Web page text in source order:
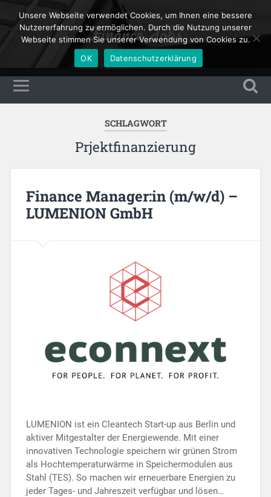
Finance Jobs
SCHLAGWORT
Prjektfinanzierung
Finance Manager:in (m/w/d) –
LUMENION GmbH
LUMENION ist ein Cleantech Start-up aus Berlin und
aktiver Mitgestalter der Energiewende. Mit einer
innovativen Technologie speichern wir grünen Strom
als Hochtemperaturwärme in Speichermodulen aus
Stahl (TES). So machen wir erneuerbare Energien zu
jeder Tages- und Jahreszeit verfügbar und lösen…
Unsere Webseite verwendet Cookies, um Ihnen eine bessere
Nutzererfahrung zu ermöglichen. Durch die Nutzung unserer
Webseite stimmen Sie unserer Verwendung von Cookies zu.
OK
Datenschutzerklärung